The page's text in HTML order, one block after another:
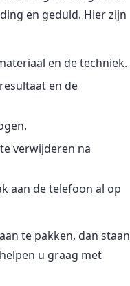
en geduld. Hier zijn
en de techniek.
en de
verwijderen na
aan de telefoon al op
te pakken, dan staan
u graag met